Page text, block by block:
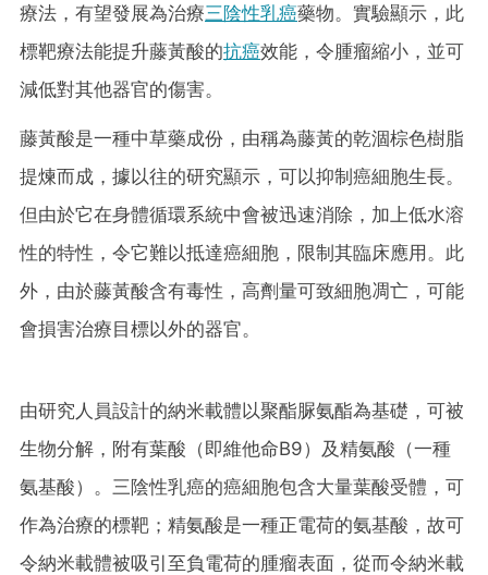
療法，有望發展為治療三陰性乳癌藥物。實驗顯示，此
標靶療法能提升藤黃酸的抗癌效能，令腫瘤縮小，並可
減低對其他器官的傷害。
藤黃酸是一種中草藥成份，由稱為藤黃的乾涸棕色樹脂
提煉而成，據以往的研究顯示，可以抑制癌細胞生長。
但由於它在身體循環系統中會被迅速消除，加上低水溶
性的特性，令它難以抵達癌細胞，限制其臨床應用。此
外，由於藤黃酸含有毒性，高劑量可致細胞凋亡，可能
會損害治療目標以外的器官。
由研究人員設計的納米載體以聚酯脲氨酯為基礎，可被
生物分解，附有葉酸（即維他命B9）及精氨酸（一種
氨基酸）。三陰性乳癌的癌細胞包含大量葉酸受體，可
作為治療的標靶；精氨酸是一種正電荷的氨基酸，故可
令納米載體被吸引至負電荷的腫瘤表面，從而令納米載